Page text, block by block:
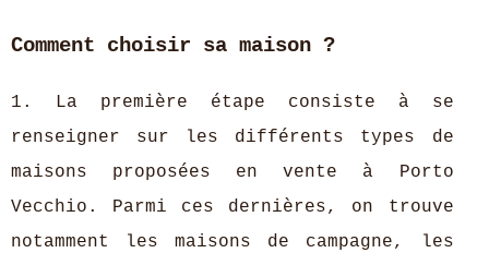
Comment choisir sa maison ?
1. La première étape consiste à se
renseigner sur les différents types de
maisons proposées en vente à Porto
Vecchio. Parmi ces dernières, on trouve
notamment les maisons de campagne, les